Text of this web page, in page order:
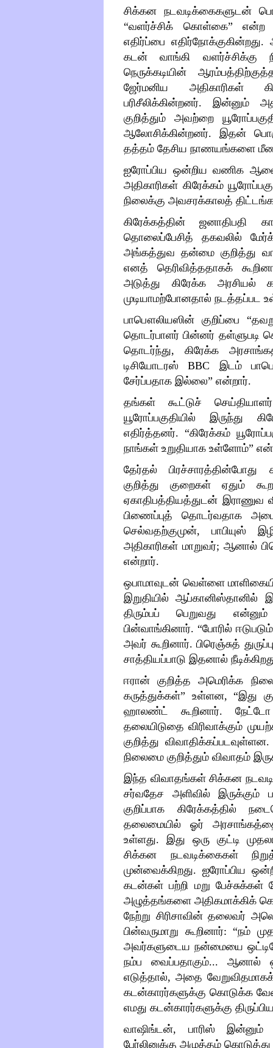
சிக்கன நடவடிக்கைகளுடன்
“வளர்ச்சிக் கொள்கை” என்ற
எதிர்ப்பை
கடன் வாங்கி வளர்ச்சிக்கு
நெருக்கடியின்
ஜேர்மனிய அதிகாரிகள்
பரிசீலிக்கின்றனர். இன்னும்
குறித்தும் அவற்றை
ஆலோசிக்கின்றனர். இதன்
தத்தம் தேசிய நாணயங்களை
ஐரோப்பிய ஒன்றிய வணிக
அதிகாரிகள் கிரேக்கம்
நிலைக்கு அவசரக்காலத்
கிரேக்கத்தின் ஜனாதிபதி
தொலைப்பேசித் தகவலில்
அங்கத்துவ தன்மை குறித்து
எனத் தெரிவித்ததாகக்
அடுத்து கிரேக்க
முடியாமற்போனதால் நடத்தப்பட
பாபௌலியஸின் குறிப்பை “
தொடர்பாளர் பின்னர் தள்ளுபடி
தொடர்ந்து, கிரேக்க
டிசியோடரஸ்BBC இடம்
சேர்ப்பதாக இல்லை” என்றார்.
தங்கள் கூட்டுச்
யூரோப்பகுதியில் இருந்து
எதிர்த்தனர். “கிரேக்கம்
நாங்கள் உறுதியாக உள்ளோம்”
தேர்தல்
குறித்து குறைகள் ஏதும்
ஏகாதிபத்தியத்துடன் இராணுவ
பிணைப்புத் தொடர்வதாக
செல்வதற்குமுன், பாபியுஸ்
அதிகாரிகள் மாறுவர்; ஆனால்
என்றார்.
ஒபாமாவுடன் வெள்ளை
இறுதியில் ஆப்கானிஸ்தானில்
திரும்பப் பெறுவது
பின்வாங்கினார்.“போரில் ஈடுபடும்
அவர் கூறினார். பிரெஞ்சுத்
சாத்தியப்பாடு இதனால்
ஈரான் குறித்த அமெரிக்க
கருத்துக்கள்” உள்ளன, “இது
ஹாலண்ட் கூறினார். நேட்டோ
தலையிடுதை விரிவாக்கும்
குறித்து
நிலைமை குறித்தும் விவாதம்
இந்த விவாதங்கள் சிக்கன
சர்வதேச அளிவில் இருக்கும்
குறிப்பாக கிரேக்கத்தில்
தலைமையில் ஓர்
உள்ளது. இது ஒரு குட்டி
சிக்கன நடவடிக்கைகள்
முன்வைக்கிறது. ஐரோப்பிய
கடன்கள் பற்றி மறு
அழுத்தங்களை அதிகமாக்கிக்
நேற்று சிரிசாவின் தலைவர்
பின்வருமாறு கூறினார்:“நம்
அவர்களுடைய நன்மையை
நம்ப வைப்பதாகும்... ஆனால்
எடுத்தால், அதை வேறுவிதமாகக்
கடன்காரர்களுக்கு கொடுக்க
எமது கடன்காரர்களுக்கு
வாஷிங்டன், பாரிஸ்
பேர்லினுக்கு அழுத்தம்